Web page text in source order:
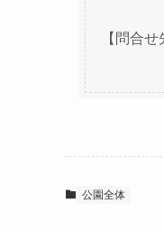
昆蟲
【問合
公園全体